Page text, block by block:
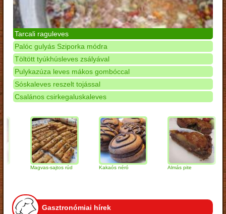
Tarcali raguleves
Palóc gulyás Sziporka módra
Töltött tyúkhúsleves zsályával
Pulykazúza leves mákos gombóccal
Sóskaleves reszelt tojással
Csalános csirkegaluskaleves
Magvas-sajtos rúd Kakaós néró Almás pite
Gasztronómiai hírek